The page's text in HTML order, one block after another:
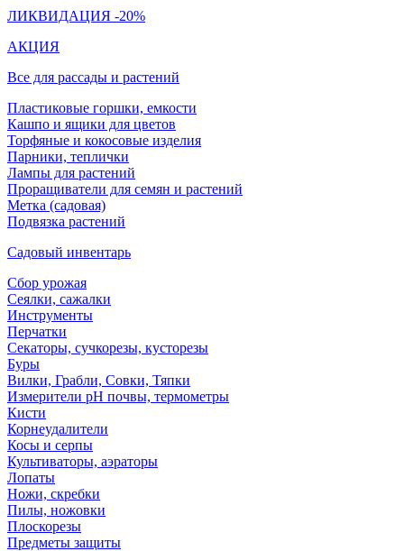
ЛИКВИДАЦИЯ -20%
АКЦИЯ
Все для рассады и растений
Пластиковые горшки, емкости
Кашпо и ящики для цветов
Торфяные и кокосовые изделия
Парники, теплички
Лампы для растений
Проращиватели для семян и растений
Метка (садовая)
Подвязка растений
Садовый инвентарь
Сбор урожая
Сеялки, сажалки
Инструменты
Перчатки
Секаторы, сучкорезы, кусторезы
Буры
Вилки, Грабли, Совки, Тяпки
Измерители pH почвы, термометры
Кисти
Корнеудалители
Косы и серпы
Культиваторы, аэраторы
Лопаты
Ножи, скребки
Пилы, ножовки
Плоскорезы
Предметы защиты